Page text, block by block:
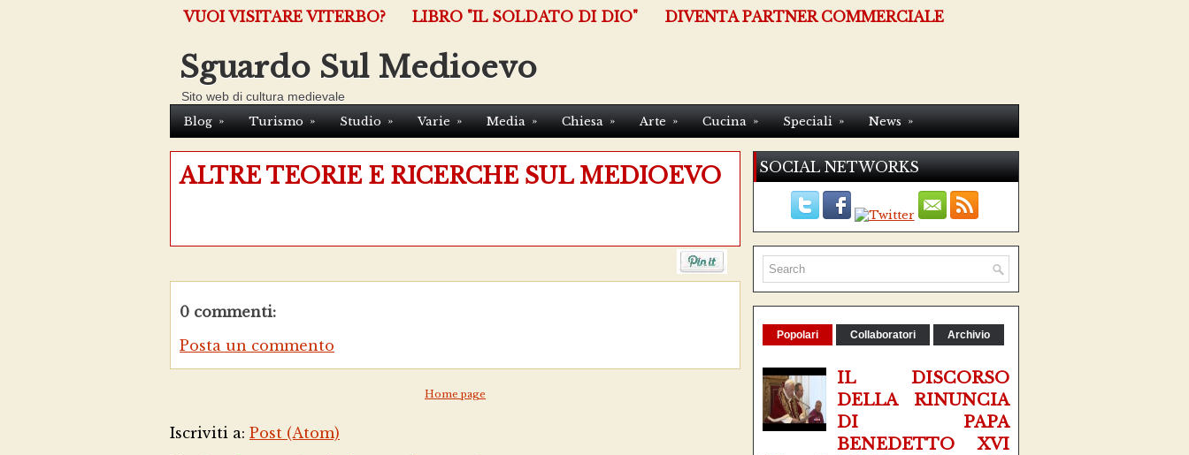
VUOI VISITARE VITERBO? LIBRO "IL SOLDATO DI DIO" DIVENTA PARTNER COMMERCIALE
Sguardo Sul Medioevo
Sito web di cultura medievale
Blog » Turismo » Studio » Varie » Media » Chiesa » Arte » Cucina » Speciali » News »
ALTRE TEORIE E RICERCHE SUL MEDIOEVO
0 commenti:
Posta un commento
Home page
Iscriviti a: Post (Atom)
SOCIAL NETWORKS
Popolari Collaboratori Archivio
IL DISCORSO
DELLA RINUNCIA
DI PAPA
BENEDETTO XVI